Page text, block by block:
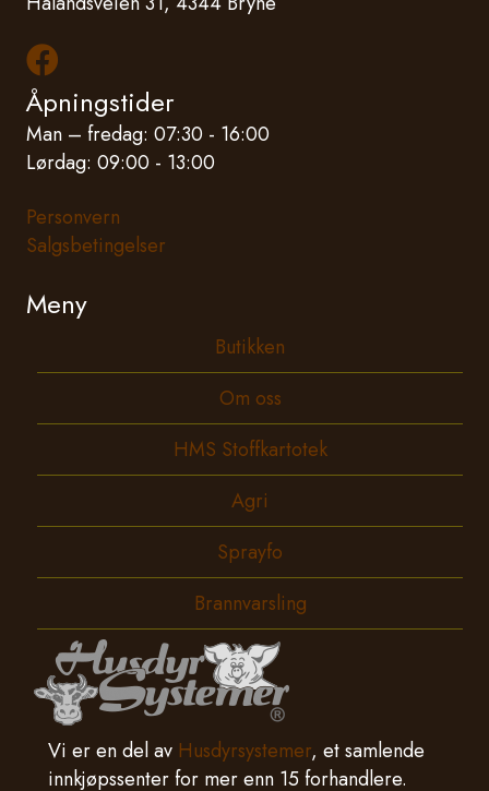
Les mer om oss på Facebook
Åpningstider
Man – fredag: 07:30 - 16:00
Lørdag: 09:00 - 13:00
Personvern
Salgsbetingelser
Meny
Butikken
Om oss
HMS Stoffkartotek
Agri
Sprayfo
Brannvarsling
Vi er en del av Husdyrsystemer, et samlende
innkjøpssenter for mer enn 15 forhandlere.